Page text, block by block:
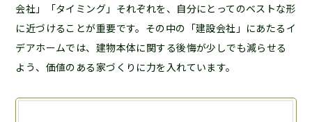
会社」「タイミング」それぞれを、自分にとってのベストな形
に近づけることが重要です。その中の「建設会社」にあたるイ
デアホームでは、建物本体に関する後悔が少しでも減らせる
よう、価値のある家づくりに力を入れています。